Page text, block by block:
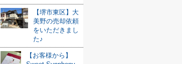
【堺市東区】大
美野の売却依頼
をいただきまし
た♪
【お客様から】